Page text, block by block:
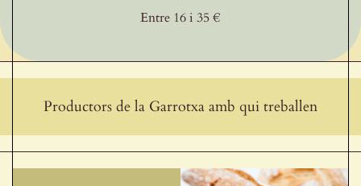
Entre 16 i 35 €
Productors de la Garrotxa amb qui treballen